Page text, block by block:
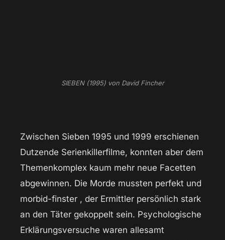
SIEBEN (1995) von David Fincher
Zwischen Sieben 1995 und 1999 erschienen
Dutzende Serienkillerfilme, konnten aber dem
Themenkomplex kaum mehr neue Facetten
abgewinnen. Die Morde mussten perfekt und
morbid-finster , der Ermittler persönlich stark
an den Täter gekoppelt sein. Psychologische
Erklärungsversuche waren allesamt